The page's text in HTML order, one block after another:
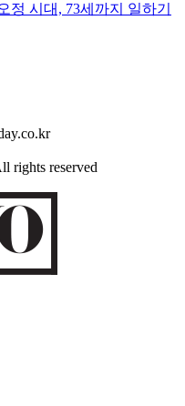
정 시대, 73세까지 일하기
rights reserved